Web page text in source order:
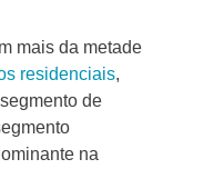
mais da metade
residenciais,
de
na